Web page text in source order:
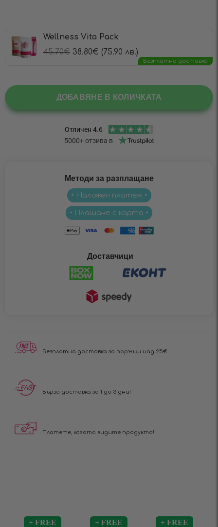
Wellness Vita Pack
45.70€ 38.80€ (75.90 лв.)
Безплатна доставка
ДОБАВЯНЕ В КОЛИЧКАТА
Методи за разплащане
• Наложен платеж •
• Плащане с карта •
Доставчици
Безплатна доставка за поръчки над 25€
Бърза доставка за 1 до 3 дни!
Платете, когато видите продукта!